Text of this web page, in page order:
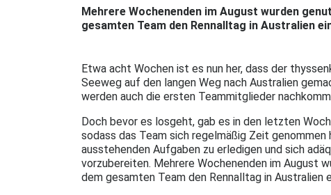
Mehrere Wochenenden im August wurden
gesamten Team den Rennalltag in Australien
Etwa acht Wochen ist es nun her, dass der
Seeweg auf den langen Weg nach Australien
werden auch die ersten Teammitglieder
Doch bevor es losgeht, gab es in den letzten
sodass das Team sich regelmäßig Zeit genommen
ausstehenden Aufgaben zu erledigen und sich
vorzubereiten. Mehrere Wochenenden im August
dem gesamten Team den Rennalltag in Australien